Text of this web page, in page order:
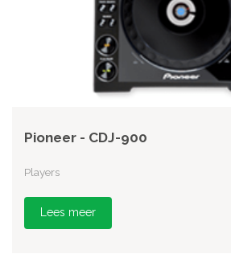
Pioneer - CDJ-900
Players
Lees meer